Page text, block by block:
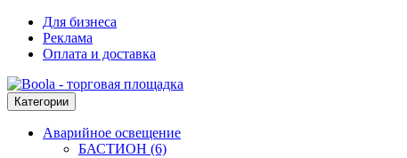
Для бизнеса
Реклама
Оплата и доставка
Категории
Аварийное освещение
БАСТИОН (6)